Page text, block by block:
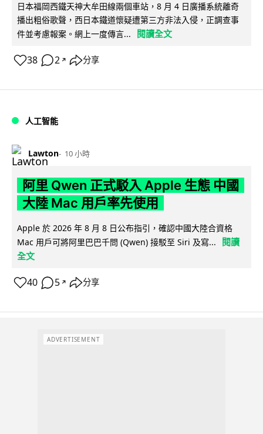
日本福岡西鐵天神大牟田線兩個車站，8 月 4 日廣播系統離奇
播出粗俗歌聲，西日本鐵道懷疑遭第三方非法入侵，正調查事
件並考慮報案。網上一度傳言...
閱讀全文
38 2 ↗ 分享
人工智能
Lawton 10 小時
阿里 Qwen 正式駁入 Apple 生態 中國
大陸 Mac 用戶率先使用
Apple 於 2026 年 8 月 8 日公布指引，確認中國大陸合資格
Mac 用戶可將阿里巴巴千問 (Qwen) 接駁至 Siri 及寫...
閱讀
全文
40 5 ↗ 分享
ADVERTISEMENT